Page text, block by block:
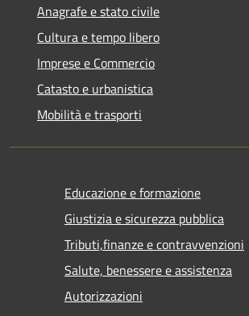
Anagrafe e stato civile
Cultura e tempo libero
Imprese e Commercio
Catasto e urbanistica
Mobilità e trasporti
Educazione e formazione
Giustizia e sicurezza pubblica
Tributi,finanze e contravvenzioni
Salute, benessere e assistenza
Autorizzazioni